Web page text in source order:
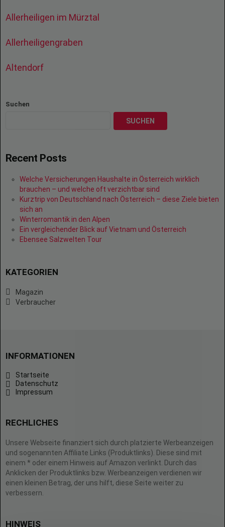
Allerheiligen im Mürztal
Allerheiligengraben
Altendorf
Suchen
SUCHEN
Recent Posts
Welche Versicherungen Haushalte in Österreich wirklich
brauchen – und welche oft verzichtbar sind
Kurztrip von Deutschland nach Österreich – diese Ziele bieten
sich an
Winterromantik in den Alpen
Ein vergleichender Blick auf Vietnam und Österreich
Ebensee Salzwelten Tour
KATEGORIEN
Magazin
Verbraucher
INFORMATIONEN
Startseite
Datenschutz
Impressum
RECHLICHES
Unsere Webseite finanziert sich durch platzierte Werbeanzeigen
und sogenannten Affiliate Links (Produktlinks). Diese sind mit
einem * oder einem Hinweis auf Amazon verlinkt. Durch das
Anklicken der Produktlinks bzw. Werbeanzeigen verdienen wir
einen kleinen Betrag, der uns hilft, diese Seite weiter zu
verbessern.
HINWEIS